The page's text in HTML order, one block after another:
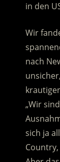
in den
Wir
nach
„Wir
sich ja